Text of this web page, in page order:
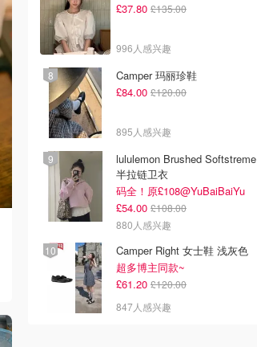
£37.80 £135.00
996人感兴趣
Camper 玛丽珍鞋
£84.00 £120.00
895人感兴趣
lululemon Brushed Softstreme
半拉链卫衣
码全！原£108@YuBaiBaiYu
£54.00 £108.00
880人感兴趣
Camper Right 女士鞋 浅灰色
超多博主同款~
£61.20 £120.00
847人感兴趣